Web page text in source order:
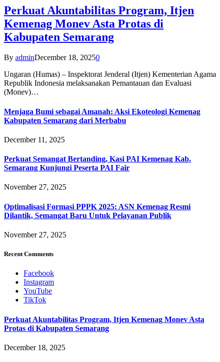
Perkuat Akuntabilitas Program, Itjen
Kemenag Monev Asta Protas di
Kabupaten Semarang
By adminDecember 18, 20250
Ungaran (Humas) – Inspektorat Jenderal (Itjen) Kementerian Agama
Republik Indonesia melaksanakan Pemantauan dan Evaluasi
(Monev)…
Menjaga Bumi sebagai Amanah: Aksi Ekoteologi Kemenag
Kabupaten Semarang dari Merbabu
December 11, 2025
Perkuat Semangat Bertanding, Kasi PAI Kemenag Kab.
Semarang Kunjungi Peserta PAI Fair
November 27, 2025
Optimalisasi Formasi PPPK 2025: ASN Kemenag Resmi
Dilantik, Semangat Baru Untuk Pelayanan Publik
November 27, 2025
Recent Comments
Facebook
Instagram
YouTube
TikTok
Perkuat Akuntabilitas Program, Itjen Kemenag Monev Asta
Protas di Kabupaten Semarang
December 18, 2025